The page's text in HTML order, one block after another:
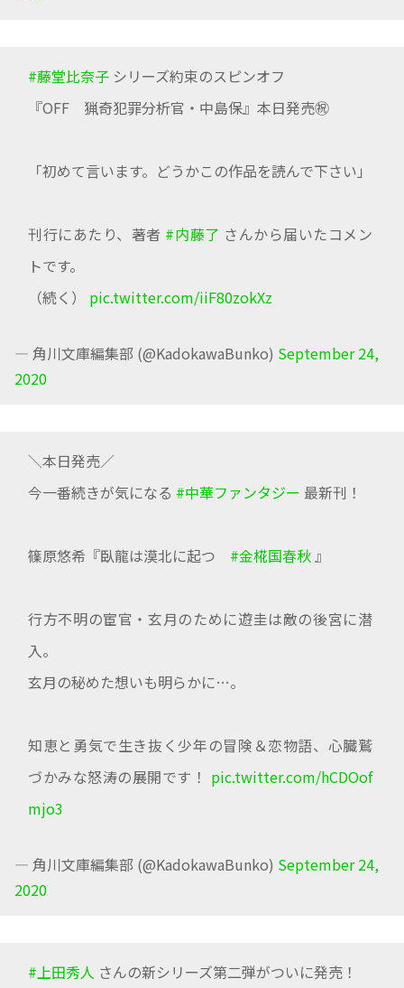
#藤堂比奈子 シリーズ約束のスピンオフ
『OFF 猟奇犯罪分析官・中島保』本日発売㊗️
「初めて言います。どうかこの作品を読んで下さい」
刊行にあたり、著者 #内藤了 さんから届いたコメン
トです。
（続く） pic.twitter.com/iiF80zokXz
— 角川文庫編集部 (@KadokawaBunko) September 24,
2020
＼本日発売／
今一番続きが気になる #中華ファンタジー 最新刊！
篠原悠希『臥龍は漠北に起つ #金椛国春秋 』
行方不明の宦官・玄月のために遊圭は敵の後宮に潜
入。
玄月の秘めた想いも明らかに…。
知恵と勇気で生き抜く少年の冒険＆恋物語、心臓鷲
づかみな怒涛の展開です！ pic.twitter.com/hCDOof
mjo3
— 角川文庫編集部 (@KadokawaBunko) September 24,
2020
#上田秀人 さんの新シリーズ第二弾がついに発売！